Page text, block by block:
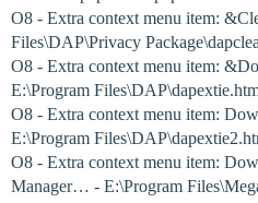
O8 - Extra context menu item:
Files\DAP\Privacy
O8 - Extra context menu item:
E:\Program
O8 - Extra context menu item:
E:\Program
O8 - Extra context menu item:
Manager… - E:\Program